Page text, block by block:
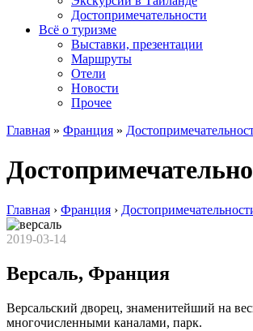
Достопримечательности
Всё о туризме
Выставки, презентации
Маршруты
Отели
Новости
Прочее
Главная » Франция »
Главная › Франция ›
2019-03-14
Версаль, Франция
Версальский дворец, знаменитейший на
многочисленными каналами, парк.